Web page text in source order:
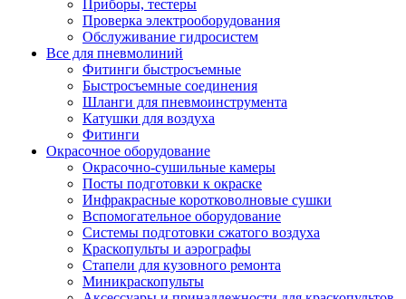
Приборы, тестеры
Проверка электрооборудования
Обслуживание гидросистем
Все для пневмолиний
Фитинги быстросъемные
Быстросъемные соединения
Шланги для пневмоинструмента
Катушки для воздуха
Фитинги
Окрасочное оборудование
Окрасочно-сушильные камеры
Посты подготовки к окраске
Инфракрасные коротковолновые сушки
Вспомогательное оборудование
Системы подготовки сжатого воздуха
Краскопульты и аэрографы
Стапели для кузовного ремонта
Миникраскопульты